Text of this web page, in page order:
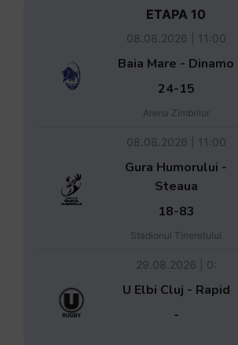
ETAPA 10
08.08.2026 | 11:00
Baia Mare - Dinamo
24-15
Arena Zimbrilor
08.08.2026 | 11:00
Gura Humorului -
Steaua
18-83
Stadionul Tineretului
29.08.2026 | 0:
U Elbi Cluj - Rapid
-